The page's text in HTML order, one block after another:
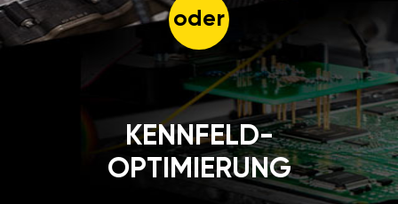
oder
KENNFELD-
OPTIMIERUNG